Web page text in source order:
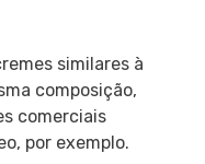
similares à
composição,
comerciais
por exemplo.